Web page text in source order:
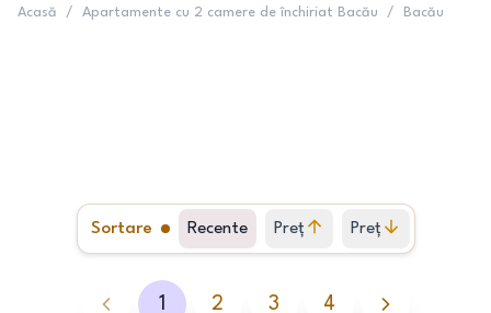
Acasă / Apartamente cu 2 camere de închiriat Bacău / Bacău
Sortare Recente Preț
crescător
Preț
descrescător
1 2 3 4